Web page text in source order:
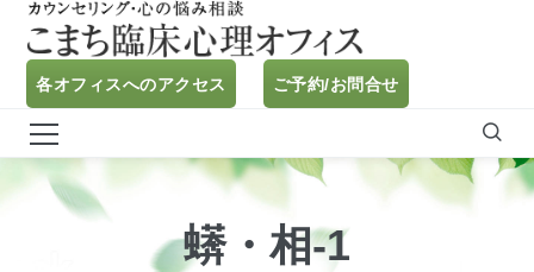
各オフィスへのアクセス ご予約/お問合せ
蠎・相-1